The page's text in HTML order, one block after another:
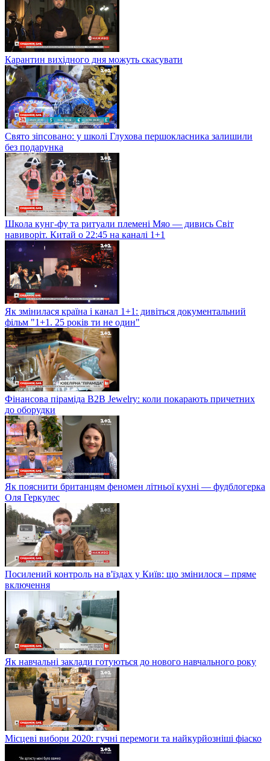
Карантин вихідного дня можуть скасувати
Свято зіпсовано: у школі Глухова першокласника залишили
без подарунка
Школа кунг-фу та ритуали племені Мяо — дивись Світ
навиворіт. Китай о 22:45 на каналі 1+1
Як змінилася країна і канал 1+1: дивіться документальний
фільм "1+1. 25 років ти не один"
Фінансова піраміда B2B Jewelry: коли покарають причетних
до оборудки
Як пояснити британцям феномен літньої кухні — фудблогерка
Оля Геркулес
Посилений контроль на в'їздах у Київ: що змінилося – пряме
включення
Як навчальні заклади готуються до нового навчального року
Місцеві вибори 2020: гучні перемоги та найкурйозніші фіаско